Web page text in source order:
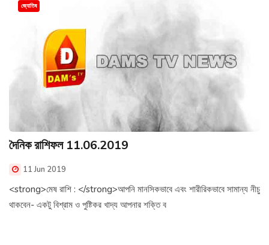
জ্যোতিষ
দৈনিক রাশিফল 11.06.2019
11 Jun 2019
<strong>মেষ রাশি : </strong>আপনি মানসিকভাবে এবং শারীরিকভাবে সামান্য নীচু
থাকবেন- একটু বিশ্রাম ও পুষ্টিকর খাদ্য আপনার শক্তি ব